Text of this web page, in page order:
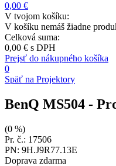
0,00 €
V tvojom košíku:
V košíku nemáš žiadne
Celková suma:
0,00 € s DPH
Prejsť do nákupného košíka
0
Späť na Projektory
BenQ MS504 -
(0 %)
Pr. č.: 17506
PN: 9H.J9R77.13E
Doprava zdarma